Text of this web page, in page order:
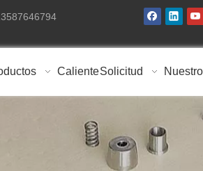
CalienteSolicitud